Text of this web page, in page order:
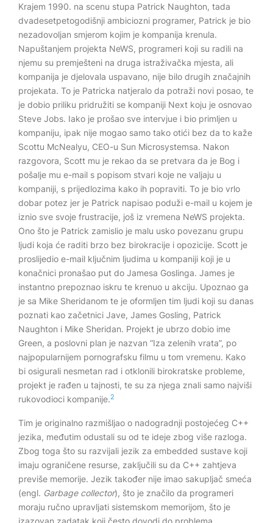
Krajem 1990. na scenu stupa Patrick Naughton, tada
dvadesetpetogodišnji ambiciozni programer, Patrick je bio
nezadovoljan smjerom kojim je kompanija krenula.
Napuštanjem projekta NeWS, programeri koji su radili na
njemu su premješteni na druga istraživačka mjesta, ali
kompanija je djelovala uspavano, nije bilo drugih značajnih
projekata. To je Patricka natjeralo da potraži novi posao, te
je dobio priliku pridružiti se kompaniji Next koju je osnovao
Steve Jobs. Iako je prošao sve intervjue i bio primljen u
kompaniju, ipak nije mogao samo tako otići bez da to kaže
Scottu McNealyu, CEO-u Sun Microsystemsa. Nakon
razgovora, Scott mu je rekao da se pretvara da je Bog i
pošalje mu e-mail s popisom stvari koje ne valjaju u
kompaniji, s prijedlozima kako ih popraviti. To je bio vrlo
dobar potez jer je Patrick napisao poduži e-mail u kojem je
iznio sve svoje frustracije, još iz vremena NeWS projekta.
Ono što je Patrick zamislio je malu usko povezanu grupu
ljudi koja će raditi brzo bez birokracije i opozicije. Scott je
proslijedio e-mail ključnim ljudima u kompaniji koji je u
konačnici pronašao put do Jamesa Goslinga. James je
instantno prepoznao iskru te krenuo u akciju. Upoznao ga
je sa Mike Sheridanom te je oformljen tim ljudi koji su danas
poznati kao začetnici Jave, James Gosling, Patrick
Naughton i Mike Sheridan. Projekt je ubrzo dobio ime
Green, a poslovni plan je nazvan “Iza zelenih vrata”, po
najpopularnijem pornografsku filmu u tom vremenu. Kako
bi osigurali nesmetan rad i otklonili birokratske probleme,
projekt je rađen u tajnosti, te su za njega znali samo najviši
rukovodioci kompanije.2
Tim je originalno razmišljao o nadogradnji postojećeg C++
jezika, međutim odustali su od te ideje zbog više razloga.
Zbog toga što su razvijali jezik za embedded sustave koji
imaju ograničene resurse, zaključili su da C++ zahtjeva
previše memorije. Jezik također nije imao sakupljač smeća
(engl. Garbage collector), što je značilo da programeri
moraju ručno upravljati sistemskom memorijom, što je
izazovan zadatak koji često dovodi do problema.